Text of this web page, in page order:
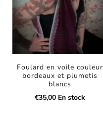
Foulard en voile couleur
bordeaux et plumetis
blancs
€35,00 En stock